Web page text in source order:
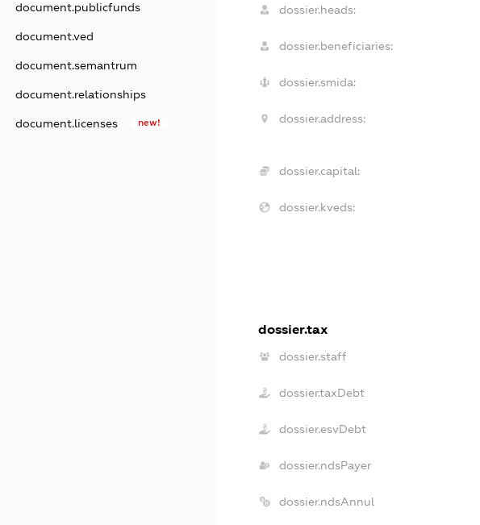
document.publicfunds
document.ved
document.semantrum
document.relationships
document.licenses new!
dossier.heads:
dossier.beneficiaries:
dossier.smida:
dossier.address:
dossier.capital:
dossier.kveds:
dossier.tax
dossier.staff
dossier.taxDebt
dossier.esvDebt
dossier.ndsPayer
dossier.ndsAnnul